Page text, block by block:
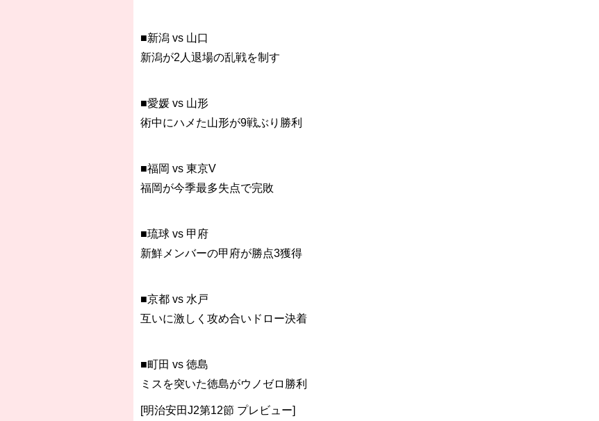
■新潟 vs 山口
新潟が2人退場の乱戦を制す
■愛媛 vs 山形
術中にハメた山形が9戦ぶり勝利
■福岡 vs 東京V
福岡が今季最多失点で完敗
■琉球 vs 甲府
新鮮メンバーの甲府が勝点3獲得
■京都 vs 水戸
互いに激しく攻め合いドロー決着
■町田 vs 徳島
ミスを突いた徳島がウノゼロ勝利
[明治安田J2第12節 プレビュー]